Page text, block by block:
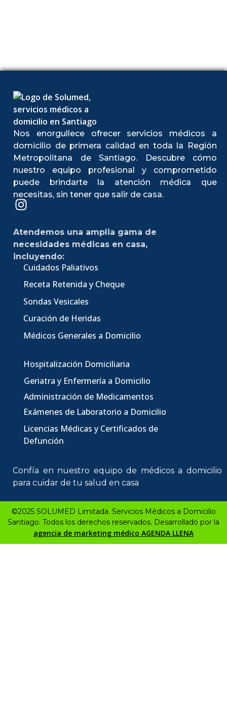
Nos enorgullece ofrecer servicios médicos a
domicilio de primera calidad en toda la Región
Metropolitana de Santiago. Descubre cómo
nuestro equipo profesional y comprometido
puede brindarte la atención médica que
necesitas, sin tener que salir de casa.
Atendemos una amplia gama de
necesidades médicas en casa,
incluyendo:
Cuidados Paliativos
Receta Retenida y Cheque
Sondas Vesicales
Curación de Heridas
Médicos Generales a Domicilio
Hospitalización Domiciliaria
Geriatra y Enfermería a Domicilio
Administración de Medicamentos
Exámenes de Laboratorio a Domicilio
Licencias Médicas y Certificados de
Defunción
Confía en nuestro equipo de médicos a domicilio
para cuidar de tu salud en casa
©2025 SOLUMED Limitada. Servicios Médicos a Domicilio
Santiago. Todos los derechos reservados. Desarrollado por la
agencia de marketing médico AGENDA LLENA